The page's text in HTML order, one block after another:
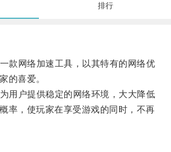
排行
网络加速工具，以其特有的网络优
的喜爱。
户提供稳定的网络环境，大大降低
率，使玩家在享受游戏的同时，不再